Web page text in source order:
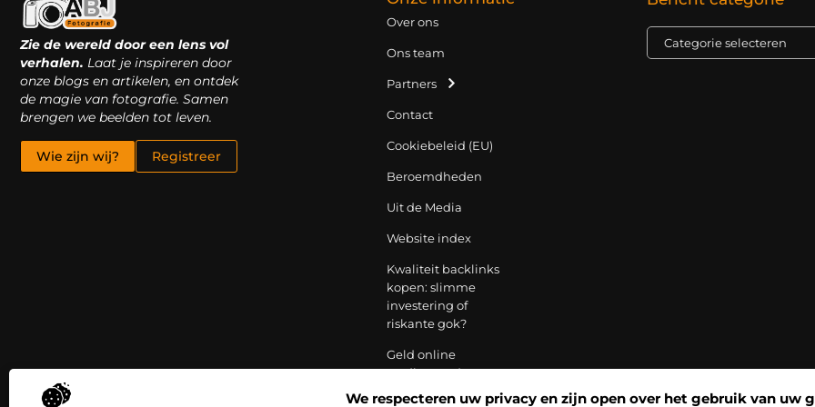
We respecteren uw privacy en zijn open over het gebruik van uw
Zie de wereld door een lens vol
verhalen. Laat je inspireren door
onze blogs en artikelen, en ontdek
de magie van fotografie. Samen
brengen we beelden tot leven.
Wie zijn wij? Registreer
Over ons
Ons team
Partners
Contact
Cookiebeleid (EU)
Beroemdheden
Uit de Media
Website index
Kwaliteit backlinks
kopen: slimme
investering of
riskante gok?
Geld online
verdienen: droom,